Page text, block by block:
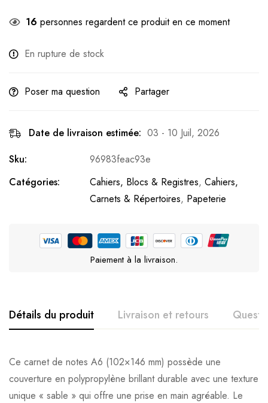
16 personnes regardent ce produit en ce moment
En rupture de stock
Poser ma question Partager
Date de livraison estimée: 03 - 10 Juil, 2026
Sku:
96983feac93e
Catégories:
Cahiers, Blocs & Registres, Cahiers,
Carnets & Répertoires, Papeterie
Paiement à la livraison.
Détails du produit Livraison et retours
Ce carnet de notes A6 (102×146 mm) possède une
couverture en polypropylène brillant durable avec une texture
unique « sable » qui offre une prise en main agréable. Le